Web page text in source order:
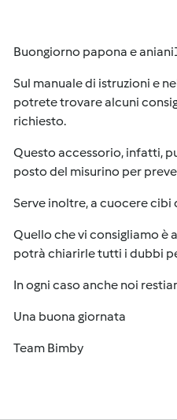
Buongiorno papona e
Sul manuale di istruzioni e
potrete trovare alcuni
richiesto.
Questo accessorio, infatti,
posto del misurino per
Serve inoltre, a cuocere
Quello che vi consigliamo è
potrà chiarirle tutti i dubbi
In ogni caso anche noi
Una buona giornata
Team Bimby